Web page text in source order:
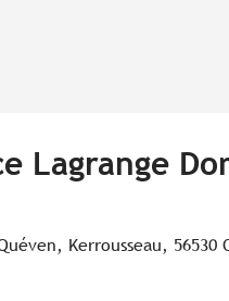
Lagrange
Kerrousseau, 56530